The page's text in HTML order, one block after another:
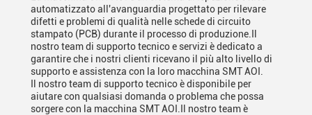
automatizzato all'avanguardia progettato per rilevare
difetti e problemi di qualità nelle schede di circuito
stampato (PCB) durante il processo di produzione.Il
nostro team di supporto tecnico e servizi è dedicato a
garantire che i nostri clienti ricevano il più alto livello di
supporto e assistenza con la loro macchina SMT AOI.
Il nostro team di supporto tecnico è disponibile per
aiutare con qualsiasi domanda o problema che possa
sorgere con la macchina SMT AOI.Il nostro team è